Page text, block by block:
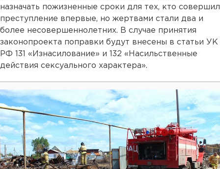
назначать пожизненные сроки для тех, кто совершил
преступление впервые, но жертвами стали два и
более несовершеннолетних. В случае принятия
законопроекта поправки будут внесены в статьи УК
РФ 131 «Изнасилование» и 132 «Насильственные
действия сексуального характера».